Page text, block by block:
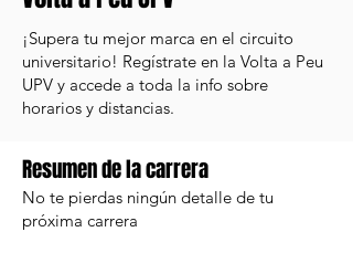
¡Supera tu mejor marca en el circuito
universitario! Regístrate en la Volta a Peu
UPV y accede a toda la info sobre
horarios y distancias.
Resumen de la carrera
No te pierdas ningún detalle de tu
próxima carrera